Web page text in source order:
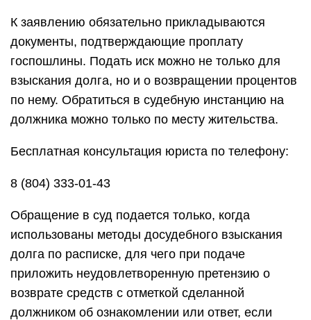
К заявлению обязательно прикладываются
документы, подтверждающие проплату
госпошлины. Подать иск можно не только для
взыскания долга, но и о возвращении процентов
по нему. Обратиться в судебную инстанцию на
должника можно только по месту жительства.
Бесплатная консультация юриста по телефону:
8 (804) 333-01-43
Обращение в суд подается только, когда
использованы методы досудебного взыскания
долга по расписке, для чего при подаче
приложить неудовлетворенную претензию о
возврате средств с отметкой сделанной
должником об ознакомлении или ответ, если